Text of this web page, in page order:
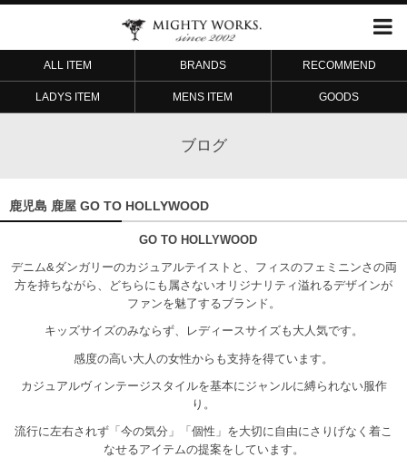
ALL ITEM BRANDS RECOMMEND
LADYS ITEM MENS ITEM GOODS
ブログ
鹿児島 鹿屋 GO TO HOLLYWOOD
GO TO HOLLYWOOD
デニム&ダンガリーのカジュアルテイストと、フィスのフェミニンさの両
方を持ちながら、どちらにも属さないオリジナリティ溢れるデザインが
ファンを魅了するブランド。
キッズサイズのみならず、レディースサイズも大人気です。
感度の高い大人の女性からも支持を得ています。
カジュアルヴィンテージスタイルを基本にジャンルに縛られない服作
り。
流行に左右されず「今の気分」「個性」を大切に自由にさりげなく着こ
なせるアイテムの提案をしています。